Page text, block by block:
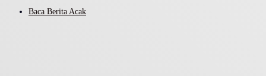
Baca Berita Acak